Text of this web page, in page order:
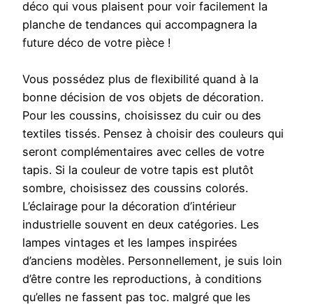
déco qui vous plaisent pour voir facilement la
planche de tendances qui accompagnera la
future déco de votre pièce !
Vous possédez plus de flexibilité quand à la
bonne décision de vos objets de décoration.
Pour les coussins, choisissez du cuir ou des
textiles tissés. Pensez à choisir des couleurs qui
seront complémentaires avec celles de votre
tapis. Si la couleur de votre tapis est plutôt
sombre, choisissez des coussins colorés.
L’éclairage pour la décoration d’intérieur
industrielle souvent en deux catégories. Les
lampes vintages et les lampes inspirées
d’anciens modèles. Personnellement, je suis loin
d’être contre les reproductions, à conditions
qu’elles ne fassent pas toc. malgré que les